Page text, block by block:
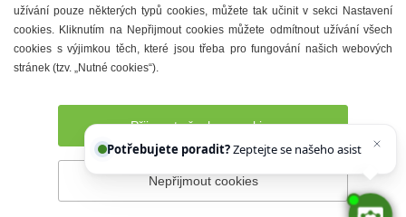
Městské muzeum a galerie
Denní meníčka
Prohlášení o přístupnosti Správce webu
užívání pouze některých typů cookies, můžete tak učinit v sekci Nastavení
cookies. Kliknutím na Nepřijmout cookies můžete odmítnout užívání všech
cookies s výjimkou těch, které jsou třeba pro fungování našich webových
stránek (tzv. „Nutné cookies“).
Přijmout všechny cookies
Nepřijmout cookies
Potřebujete poradit?